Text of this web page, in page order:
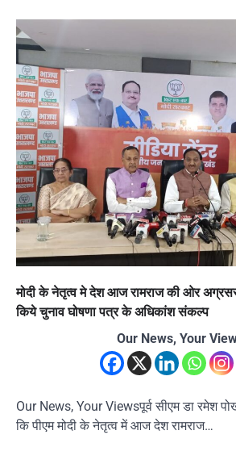
मोदी के नेतृत्व मे देश आज रामराज की ओर
किये चुनाव घोषणा पत्र के अधिकांश संकल्प
Our News, Your
Our News, Your Viewsपूर्व सीएम डा रमेश
कि पीएम मोदी के नेतृत्व में आज देश रामराज…